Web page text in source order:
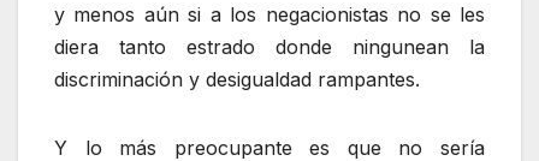
y menos aún si a los negacionistas no se les
diera tanto estrado donde ningunean la
discriminación y desigualdad rampantes.
Y lo más preocupante es que no sería